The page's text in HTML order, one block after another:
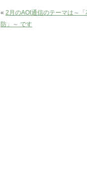
« 2月のAOI通信のテーマは～
防」～ です